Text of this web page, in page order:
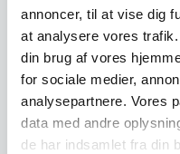
annoncer, til at vise dig
at analysere vores
din brug af vores
for sociale medier,
analysepartnere. Vores
data med andre
de har indsamlet fra din
Industrikøleskab **
TOPMODEL ** Fagor